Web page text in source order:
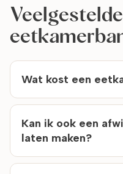
Wat kost een
Kan ik ook een
laten maken?